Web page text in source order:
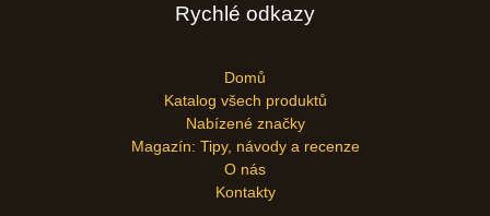
Rychlé odkazy
Domů
Katalog všech produktů
Nabízené značky
Magazín: Tipy, návody a recenze
O nás
Kontakty